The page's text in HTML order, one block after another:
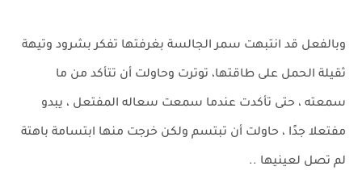
وبالفعل قد انتبهت سمر الجالسة بغرفتها تفكر بشرود وتيهة
ثقيلة الحمل على طاقتها، توترت وحاولت أن تتأكد من ما
سمعته ، حتى تأكدت عندما سمعت سعاله المفتعل ، يبدو
مفتعلا جدًا ، حاولت أن تبتسم ولكن خرجت منها ابتسامة باهتة
لم تصل لعينيها ..